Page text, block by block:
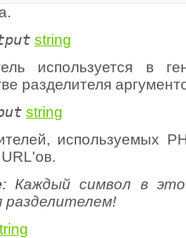
string
используется в
разделителя
string
используемых
: Каждый символ в
разделителем!